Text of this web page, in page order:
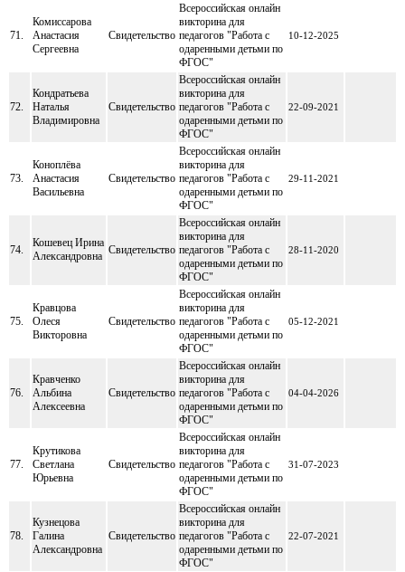
71.
Комиссарова
Анастасия
Сергеевна
Свидетельство
Всероссийская онлайн
викторина для
педагогов "Работа с
одаренными детьми по
ФГОС"
10-12-2025
72.
Кондратьева
Наталья
Владимировна
Свидетельство
Всероссийская онлайн
викторина для
педагогов "Работа с
одаренными детьми по
ФГОС"
22-09-2021
73.
Коноплёва
Анастасия
Васильевна
Свидетельство
Всероссийская онлайн
викторина для
педагогов "Работа с
одаренными детьми по
ФГОС"
29-11-2021
74.
Кошевец Ирина
Александровна Свидетельство
Всероссийская онлайн
викторина для
педагогов "Работа с
одаренными детьми по
ФГОС"
28-11-2020
75.
Кравцова
Олеся
Викторовна
Свидетельство
Всероссийская онлайн
викторина для
педагогов "Работа с
одаренными детьми по
ФГОС"
05-12-2021
76.
Кравченко
Альбина
Алексеевна
Свидетельство
Всероссийская онлайн
викторина для
педагогов "Работа с
одаренными детьми по
ФГОС"
04-04-2026
77.
Крутикова
Светлана
Юрьевна
Свидетельство
Всероссийская онлайн
викторина для
педагогов "Работа с
одаренными детьми по
ФГОС"
31-07-2023
78.
Кузнецова
Галина
Александровна
Свидетельство
Всероссийская онлайн
викторина для
педагогов "Работа с
одаренными детьми по
ФГОС"
22-07-2021